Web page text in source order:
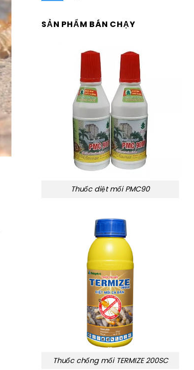
SẢN PHẨM BÁN CHẠY
Thuốc diệt mối PMC90
Thuốc chống mối TERMIZE 200SC